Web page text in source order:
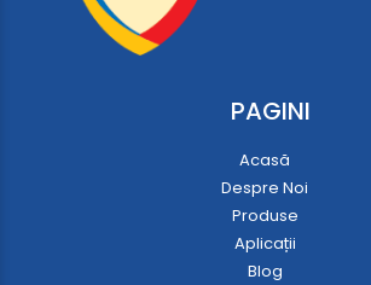
PAGINI
Acasă
Despre Noi
Produse
Aplicații
Blog